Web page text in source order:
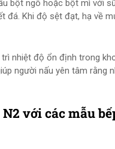
bột ngô hoặc bột mì với
đá. Khi độ sệt đạt, hạ về
nhiệt độ ổn định trong
người nấu yên tâm rằng
với các mẫu